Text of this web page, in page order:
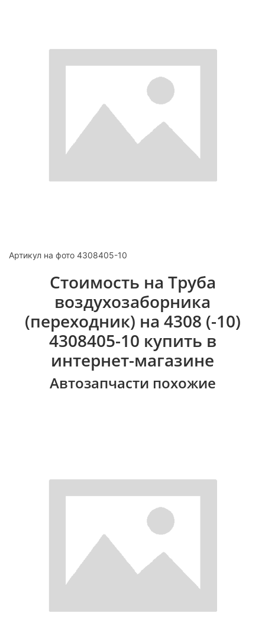
Артикул на фото 4308405-10
Стоимость на Труба
воздухозаборника
(переходник) на 4308 (-10)
4308405-10 купить в
интернет-магазине
Автозапчасти похожие